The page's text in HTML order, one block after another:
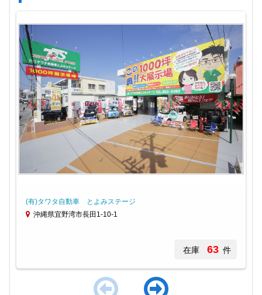
(有)タワタ自動車 とよみステージ
沖縄県宜野湾市長田1-10-1
在庫 63 件